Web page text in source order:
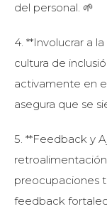
del personal. 🌱
4. **Involucrar a
cultura de
activamente en
asegura que se
5. **Feedback y
preocupaciones
feedback